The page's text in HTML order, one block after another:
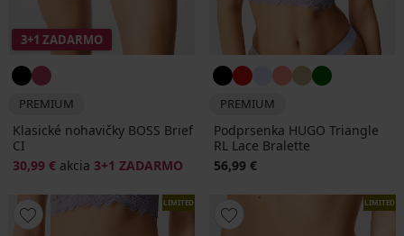
3+1 ZADARMO
PREMIUM
Klasické nohavičky BOSS Brief
CI
30,99 € akcia 3+1 ZADARMO
PREMIUM
Podprsenka HUGO Triangle
RL Lace Bralette
56,99 €
LIMITED LIMITED